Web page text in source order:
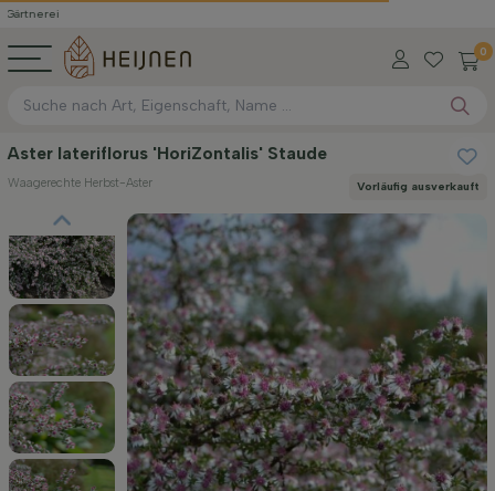
0
Aster lateriflorus 'HoriZontalis' Staude
Waagerechte Herbst-Aster Vorläufig ausverkauft